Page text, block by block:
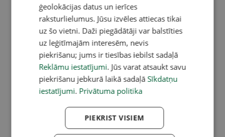
ģeolokācijas datus un ierīces
raksturlielumus. Jūsu izvēles attiecas tikai
uz šo vietni. Daži piegādātāji var balstīties
uz leģitīmajām interesēm, nevis
piekrišanu; jums ir tiesības iebilst sadaļā
Reklāmu iestatījumi. Jūs varat atsaukt savu
piekrišanu jebkurā laikā sadaļā Sīkdatņu
iestatījumi. Privātuma politika
PIEKRIST VISIEM